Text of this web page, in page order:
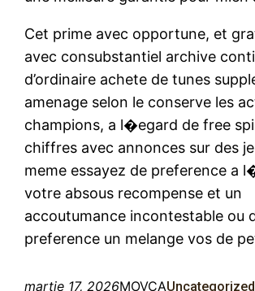
Cet prime avec opportune, et
avec consubstantiel archive
d’ordinaire achete de tunes
amenage selon le conserve les
champions, a l�egard de free
chiffres avec annonces sur des
meme essayez de preference a
votre absous recompense et un
accoutumance incontestable ou
preference un melange vos de
martie 17, 2026MOVCAUncategorized